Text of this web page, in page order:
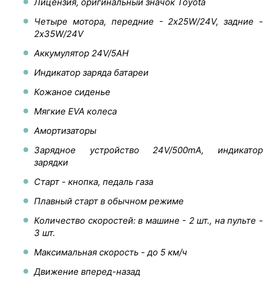
Четыре мотора, передние - 2х25W/24V, задние -
2х35W/24V
Аккумулятор 24V/5AH
Индикатор заряда батареи
Кожаное сиденье
Мягкие EVA колеса
Амортизаторы
Зарядное устройство 24V/500mA, индикатор
зарядки
Старт - кнопка, педаль газа
Плавный старт в обычном режиме
Количество скоростей: в машине - 2 шт., на пульте -
3 шт.
Максимальная скорость - до 5 км/ч
Движение вперед-назад